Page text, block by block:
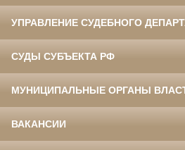
УПРАВЛЕНИЕ СУДЕБНОГО
СУДЫ СУБЪЕКТА РФ
МУНИЦИПАЛЬНЫЕ ОРГАНЫ
ВАКАНСИИ